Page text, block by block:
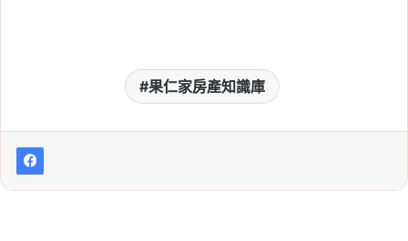
果仁家房產知識庫